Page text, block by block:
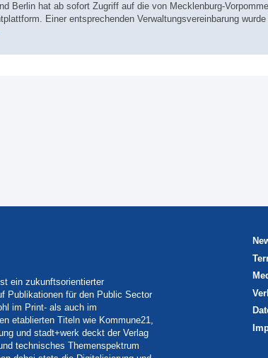
Berlin hat ab sofort Zugriff auf die von Mecklenburg-
Einer entsprechenden Verwaltungsvereinbarung
ein zukunftsorientierter
Publikationen für den Public Sector
im Print- als auch im
etablierten Titeln wie Kommune21,
und stadt+werk deckt der Verlag
technisches Themenspektrum